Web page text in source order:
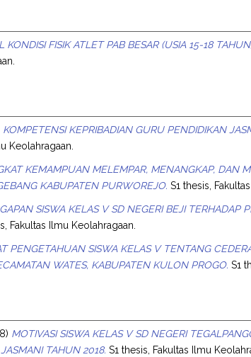
KONDISI FISIK ATLET PAB BESAR (USIA 15-18
KOMPETENSI KEPRIBADIAN GURU PENDIDIKAN
Keolahragaan.
KEMAMPUAN MELEMPAR, MENANGKAP, DAN
KABUPATEN PURWOREJO. S1 thesis,
SISWA KELAS V SD NEGERI BEJI TERHADAP
Fakultas Ilmu Keolahragaan.
PENGETAHUAN SISWA KELAS V TENTANG
WATES, KABUPATEN KULON PROGO. S1
MOTIVASI SISWA KELAS V SD NEGERI
TAHUN 2018. S1 thesis, Fakultas Ilmu